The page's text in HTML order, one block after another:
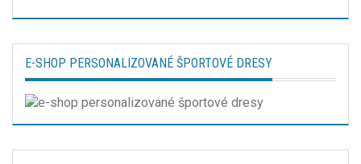
E-SHOP PERSONALIZOVANÉ ŠPORTOVÉ DRESY